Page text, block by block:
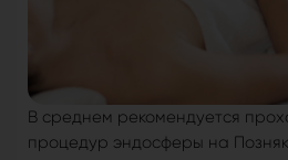
В среднем рекомендуется
процедур эндосферы на